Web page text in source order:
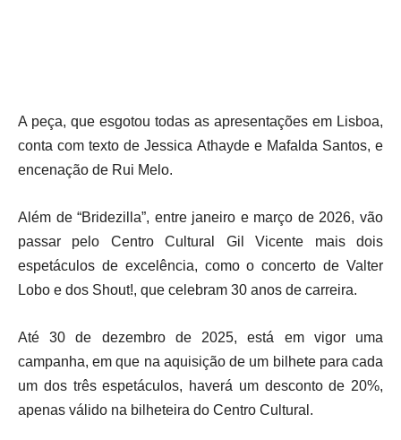
A peça, que esgotou todas as apresentações em Lisboa,
conta com texto de Jessica Athayde e Mafalda Santos, e
encenação de Rui Melo.
Além de “Bridezilla”, entre janeiro e março de 2026, vão
passar pelo Centro Cultural Gil Vicente mais dois
espetáculos de excelência, como o concerto de Valter
Lobo e dos Shout!, que celebram 30 anos de carreira.
Até 30 de dezembro de 2025, está em vigor uma
campanha, em que na aquisição de um bilhete para cada
um dos três espetáculos, haverá um desconto de 20%,
apenas válido na bilheteira do Centro Cultural.